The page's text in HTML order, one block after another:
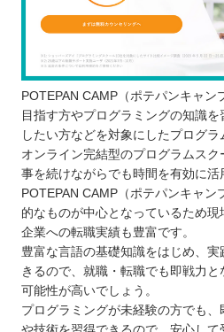
POTEPAN CAMP（ポテパンキャン
目指す方やプログラミングの知識
したい方などを対象にしたプログラ
オンライン完結型のプログラムス
事を続けながらでも時間を有効に活
POTEPAN CAMP（ポテパンキャン
的なものが中心となっているため
企業への転職実績も豊富です。
豊富な言語の基礎知識をはじめ、
きるので、就職・転職でも即戦力
可能性が高いでしょう。
プログラミングが未経験の方でも